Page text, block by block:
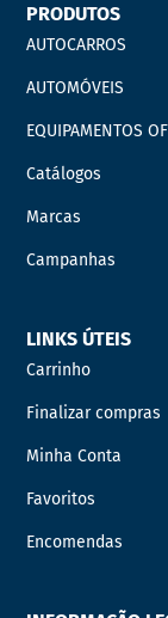
PRODUTOS
AUTOCARROS
AUTOMÓVEIS
EQUIPAMENTOS
Catálogos
Marcas
Campanhas
LINKS ÚTEIS
Carrinho
Finalizar compras
Minha Conta
Favoritos
Encomendas